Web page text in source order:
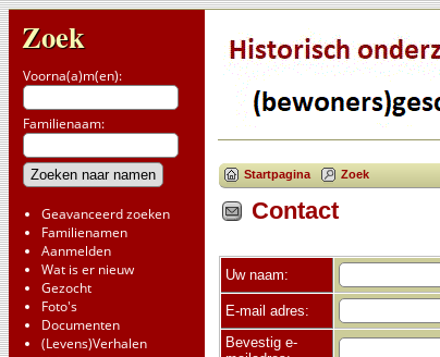
Zoek
Voorna(a)m(en):
Familienaam:
Geavanceerd zoeken
Familienamen
Aanmelden
Wat is er nieuw
Gezocht
Foto's
Documenten
(Levens)Verhalen
Startpagina Zoek
Contact
Uw naam:
E-mail adres:
Bevestig e-